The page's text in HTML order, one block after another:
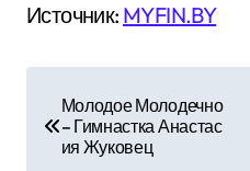
Источник: MYFIN.BY
Молодое Молодечно
– Гимнастка Анастас
ия Жуковец